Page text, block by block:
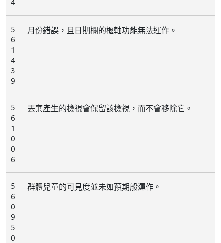
4
5
6
1
4
3
9
月份錯誤，且日期欄的樞軸功能無法運作。
5
6
1
0
0
6
丟棄產生的檢視會保留該檢視，而不會移除它。
5
6
0
9
5
0
群體兒童的可見度並未如預期般運作。